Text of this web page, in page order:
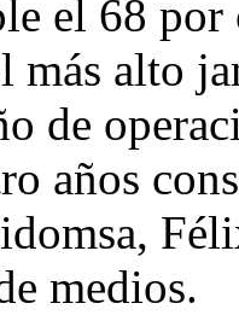
el 68
más alto
de
años
medios.